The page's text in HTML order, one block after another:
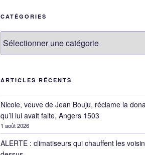
CATÉGORIES
ARTICLES RÉCENTS
Nicole, veuve de Jean Bouju, réclame la
qu’il lui avait faite, Angers 1503
1 août 2026
ALERTE : climatiseurs qui chauffent les